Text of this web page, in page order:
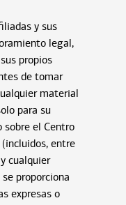
y sus
legal,
propios
de tomar
material
para su
sobre el Centro
entre
cualquier
proporciona
expresas o